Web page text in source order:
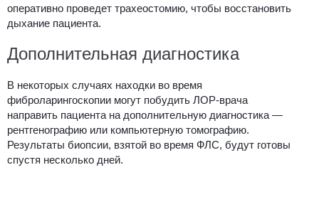
оперативно проведет трахеостомию, чтобы восстановить
дыхание пациента.
Дополнительная диагностика
В некоторых случаях находки во время
фиброларингоскопии могут побудить ЛОР-врача
направить пациента на дополнительную диагностика —
рентгенографию или компьютерную томографию.
Результаты биопсии, взятой во время ФЛС, будут готовы
спустя несколько дней.